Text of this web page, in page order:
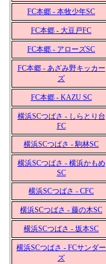
FC本郷 - 本牧少年SC
FC本郷 - 大豆戸FC
FC本郷 - アローズSC
FC本郷 - あざみ野キッカー
ズ
FC本郷 - KAZU SC
横浜SCつばさ - しらとり台
FC
横浜SCつばさ - 駒林SC
横浜SCつばさ - 横浜かもめ
SC
横浜SCつばさ - CFC
横浜SCつばさ - 藤の木SC
横浜SCつばさ - 坂本SC
横浜SCつばさ - FCサンダー
ズ